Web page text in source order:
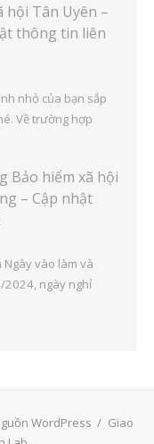
hội Tân Uyên –
thông tin liên
nhỏ của bạn sắp
Về trường hợp
Bảo hiểm xã hội
– Cập nhật
Ngày vào làm và
2024, ngày nghỉ
WordPress / Giao